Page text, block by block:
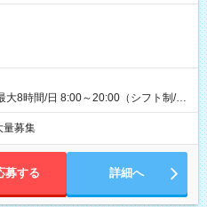
月収50万
元建築関係 1日150個配達×25日勤務
大8時間/日 8:00～20:00（シフト制/実
所次第では週4も有り） ※配達状況
能性有り ※案件により多少の前後あ
量募集
募する 詳細へ